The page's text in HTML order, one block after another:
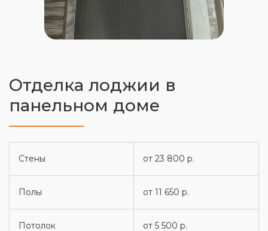
Отделка лоджии в
панельном доме
Стены от 23 800 р.
Полы от 11 650 р.
Потолок от 5 500 р.